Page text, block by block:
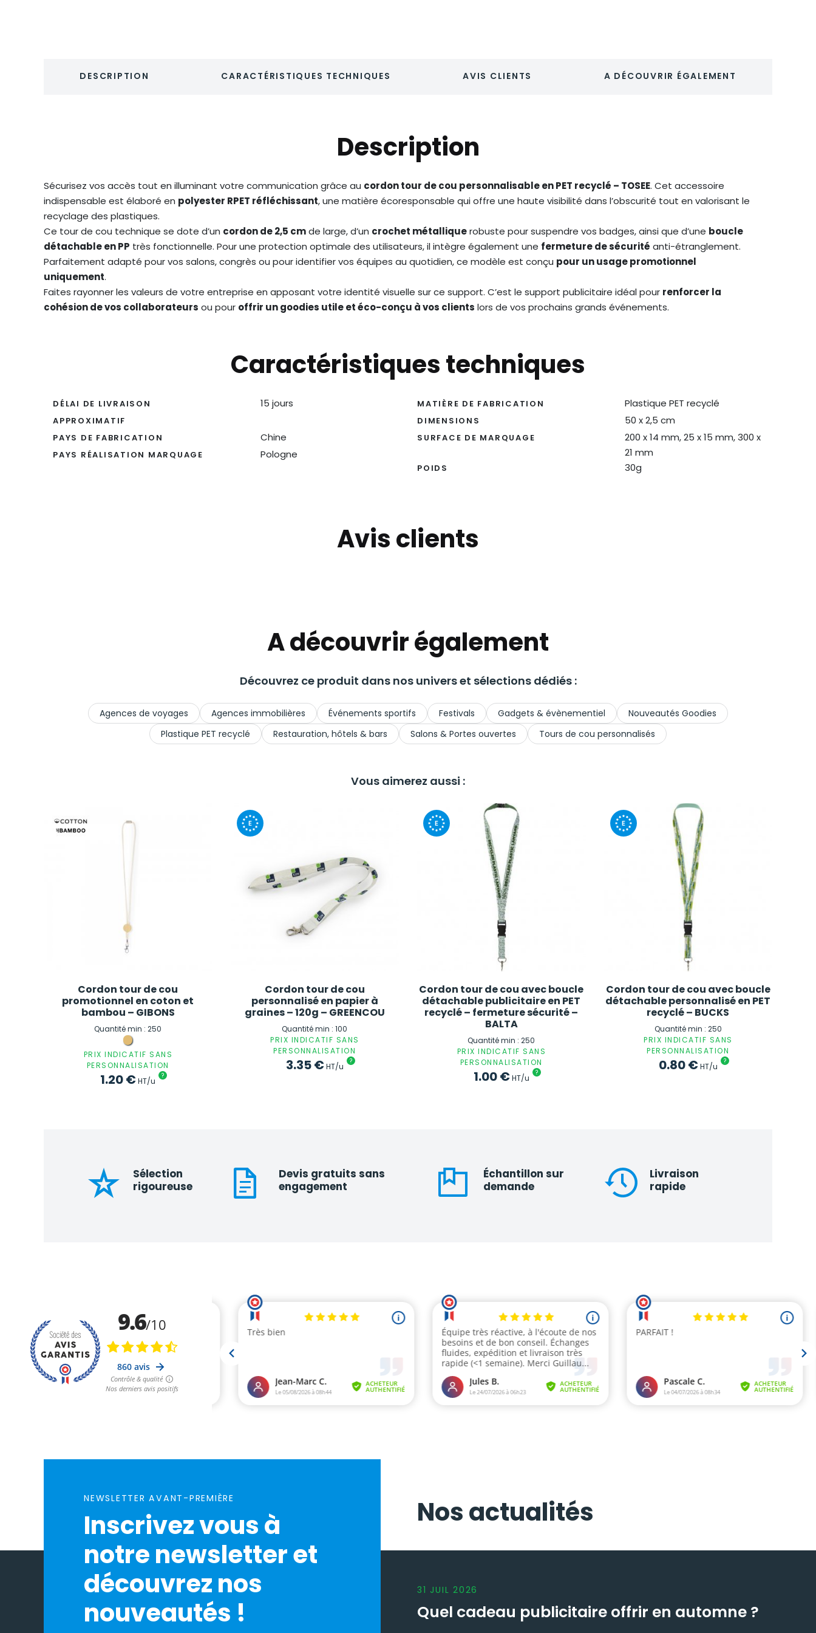
DESCRIPTION CARACTÉRISTIQUES TECHNIQUES AVIS CLIENTS A DÉCOUVRIR ÉGALEMENT
Description
Sécurisez vos accès tout en illuminant votre communication grâce au cordon tour de cou personnalisable en PET recyclé – TOSEE. Cet accessoire
indispensable est élaboré en polyester RPET réfléchissant, une matière écoresponsable qui offre une haute visibilité dans l’obscurité tout en valorisant le
recyclage des plastiques.
Ce tour de cou technique se dote d’un cordon de 2,5 cmde large, d’un crochet métalliquerobuste pour suspendre vos badges, ainsi que d’une boucle
détachable en PP très fonctionnelle. Pour une protection optimale des utilisateurs, il intègre également une fermeture de sécurité anti-étranglement.
Parfaitement adapté pour vos salons, congrès ou pour identifier vos équipes au quotidien, ce modèle est conçu pour un usage promotionnel
uniquement.
Faites rayonner les valeurs de votre entreprise en apposant votre identité visuelle sur ce support. C’est le support publicitaire idéal pour renforcer la
cohésion de vos collaborateurs ou pour offrir un goodies utile et éco-conçu à vos clients lors de vos prochains grands événements.
Caractéristiques techniques
DÉLAI DE LIVRAISON
APPROXIMATIF
15 jours
PAYS DE FABRICATION Chine
PAYS RÉALISATION MARQUAGE Pologne
MATIÈRE DE FABRICATION Plastique PET recyclé
DIMENSIONS 50 x 2,5 cm
SURFACE DE MARQUAGE
200 x 14 mm, 25 x 15 mm, 300 x
21 mm
POIDS 30g
Avis clients
A découvrir également
Découvrez ce produit dans nos univers et sélections dédiés :
Agences de voyages Agences immobilières Événements sportifs Festivals Gadgets & évènementiel
Nouveautés Goodies
Plastique PET recyclé
Restauration, hôtels & bars Salons & Portes ouvertes Tours de cou personnalisés
Vous aimerez aussi :
Cordon tour de cou
promotionnel en coton et
bambou – GIBONS
Quantité min : 250
PRIX INDICATIF SANS
PERSONNALISATION
1.20€HT/u
?
Cordon tour de cou
personnalisé en papier à
graines – 120g – GREENCOU
Quantité min : 100
PRIX INDICATIF SANS
PERSONNALISATION
3.35€HT/u
?
Cordon tour de cou avec boucle
détachable publicitaire en PET
recyclé – fermeture sécurité –
BALTA
Quantité min : 250
PRIX INDICATIF SANS
PERSONNALISATION
1.00€HT/u
?
Cordon tour de cou avec boucle
détachable personnalisé en PET
recyclé – BUCKS
Quantité min : 250
PRIX INDICATIF SANS
PERSONNALISATION
0.80€HT/u
?
Sélection
rigoureuse
Devis gratuits sans
engagement
Échantillon sur
demande
Livraison
rapide
NEWSLETTER AVANT-PREMIÈRE
Inscrivez vous à
notre newsletter et
découvrez nos
nouveautés !
Nos actualités
31 JUIL 2026
Quel cadeau publicitaire offrir en automne ?